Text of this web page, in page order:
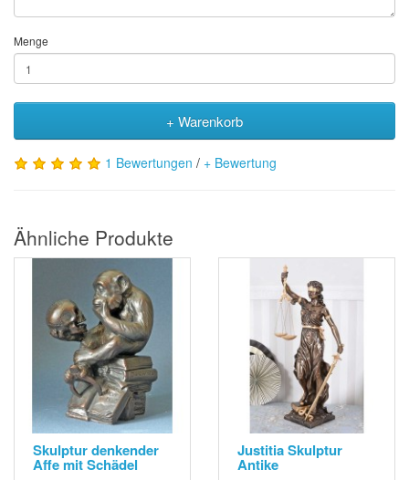
Menge
+ Warenkorb
1 Bewertungen / + Bewertung
Ähnliche Produkte
Skulptur denkender
Affe mit Schädel
Justitia Skulptur
Antike